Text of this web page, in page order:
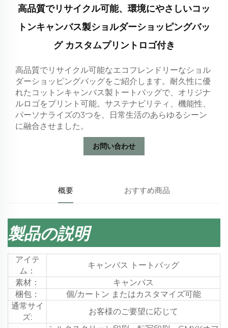
高品質でリサイクル可能、環境にやさしいコッ
トンキャンバス製ショルダーショッピングバッ
グ カスタムプリントロゴ付き
高品質でリサイクル可能なエコフレンドリーなショル
ダーショッピングバッグをご紹介します。耐久性に優
れたコットンキャンバス製トートバッグで、オリジナ
ルロゴをプリント可能。サステナビリティ、機能性、
パーソナライズの3つを、日常生活のあらゆるシーン
に融合させました。
お問い合わせ
概要 おすすめ商品
製品の説明
アイテ
ム：
キャンバス トートバッグ
素材：
キャンバス
梱包：
個/カートン またはカスタマイズ可能
通常サイ
ズ:
お客様のご要望に応じて